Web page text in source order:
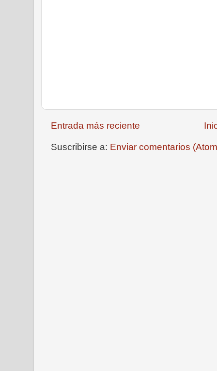
Entrada más reciente
Suscribirse a: Enviar comentarios